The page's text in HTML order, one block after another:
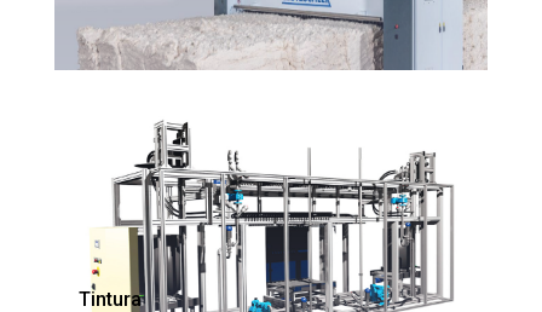
Tintura